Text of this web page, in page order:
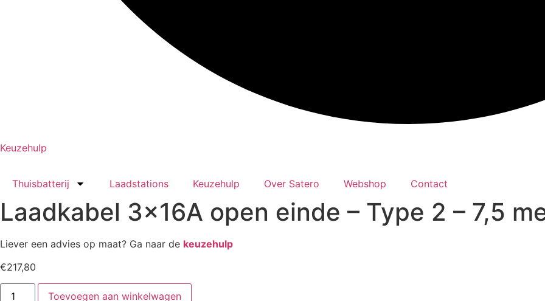
Keuzehulp
Thuisbatterij Laadstations Keuzehulp Over Satero Webshop Contact
Laadkabel 3x16A open einde – Type 2 – 7,5
Liever een advies op maat? Ga naar de keuzehulp
€217,80
Laadkabel
3x16A
Toevoegen aan winkelwagen